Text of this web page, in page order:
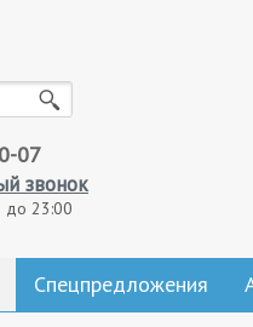
07
звонок
до 23:00
Спецпредложения